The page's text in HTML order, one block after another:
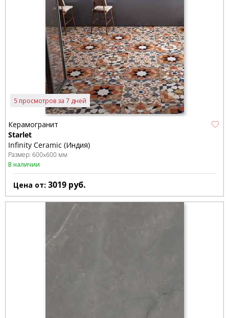
5 просмотров за 7 дней
Керамогранит
Starlet
Infinity Ceramic (Индия)
Размер: 600x600 мм
В наличии
Цена от: 3019 руб.